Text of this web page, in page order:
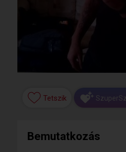
Tetszik
Bemutatkozás